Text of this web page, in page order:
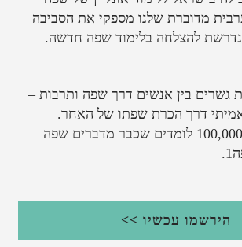
מדוברת שלנו מספקי את הסביבה
להצלחה בלימוד שפה חדשה.
בין אנשים דרך שפה ותרבות –
דרך הכרת שפתו של האחר.
הצטרפו אל מעל 100,000 לומדים שכבר מדברים שפה
עכשיו >>